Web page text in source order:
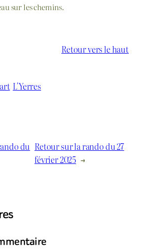
sur les chemins.
Retour vers le haut
L'Yerres
du Retour sur la rando du 27
février 2025 →